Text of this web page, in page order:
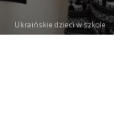
Ukraińskie dzieci w szkole